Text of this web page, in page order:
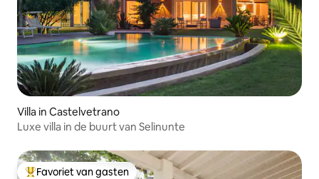
Villa in Castelvetrano
Luxe villa in de buurt van Selinunte
Favoriet van gasten